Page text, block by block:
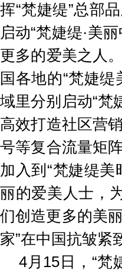
挥“梵婕缇”总部
启动“梵婕缇·美
更多的爱美之人
国各地的“梵婕
域里分别启动“梵
高效打造社区营
号等复合流量矩
加入到“梵婕缇
丽的爱美人士，
们创造更多的美
家”在中国抗皱紧
4月15日，“梵